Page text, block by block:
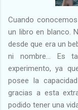
Cuando
un libro en blanco.
desde que era un
ni nombre… Es
experimento, ya
posee la
gracias a esta
podido tener una